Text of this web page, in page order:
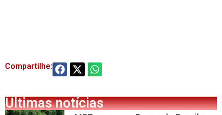
Compartilhe:
Últimas notícias